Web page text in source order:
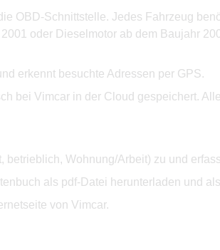
OBD-Schnittstelle. Jedes Fahrzeug
oder Dieselmotor ab dem Baujahr
erkennt besuchte Adressen per GPS.
bei Vimcar in der Cloud gespeichert.
Wohnung/Arbeit) zu und
als pdf-Datei herunterladen und
von Vimcar.